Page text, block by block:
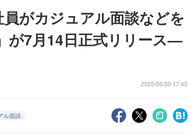
がカジュアル面談などを
が7月14日正式リリース—
2025/06/30 17:40
ル面談